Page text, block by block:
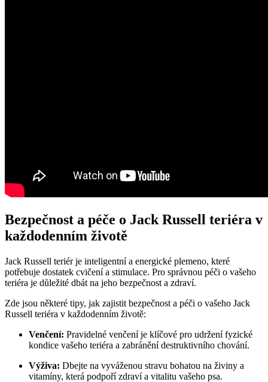
Bezpečnost a péče o Jack Russell teriéra v
každodenním životě
Jack Russell teriér je inteligentní a energické plemeno, které
potřebuje dostatek cvičení a stimulace. Pro správnou péči o vašeho
teriéra je důležité dbát na jeho bezpečnost a zdraví.
Zde jsou některé tipy, jak zajistit bezpečnost a péči o vašeho Jack
Russell teriéra v každodenním životě:
Venčení: Pravidelné venčení je klíčové pro udržení fyzické
kondice vašeho teriéra a zabránění destruktivního chování.
Výživa: Dbejte na vyváženou stravu bohatou na živiny a
vitamíny, která podpoří zdraví a vitalitu vašeho psa.